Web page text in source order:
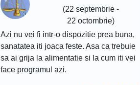
(22 septembrie -
22 octombrie)
Azi nu vei fi intr-o dispozitie prea buna,
sanatatea iti joaca feste. Asa ca trebuie
sa ai grija la alimentatie si la cum iti vei
face programul azi.